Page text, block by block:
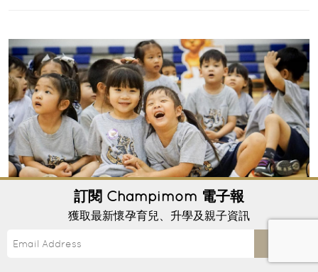
2027-28香港國際幼稚園申請時間｜5大熱門國
際學校報名日期、學費、面試攻略
訂閱 Champimom 電子報
獲取最新懷孕育兒、升學及親子資訊